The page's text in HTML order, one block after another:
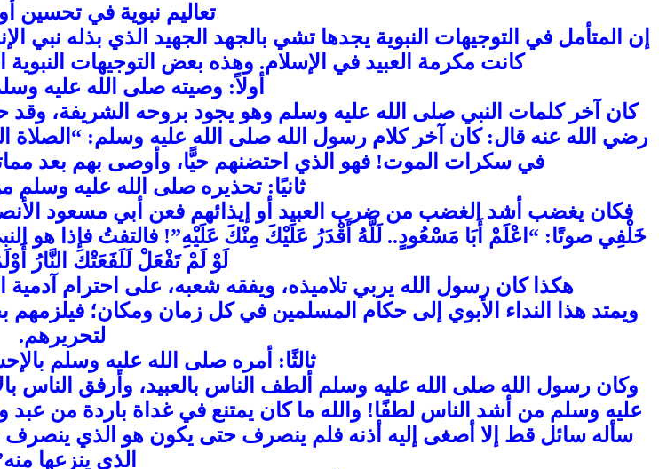
تعاليم نبوية في تحسين
إن المتأمل في التوجيهات النبوية يجدها تشي بالجهد الجهيد الذي بذله
كانت مكرمة العبيد في الإسلام. وهذه بعض التوجيهات
أولاً: وصيته صلى الله عليه
كان آخر كلمات النبي صلى الله عليه وسلم وهو يجود بروحه الشريفة،
في سكرات الموت! فهو الذي احتضنهم حيًّا، وأوصى بهم بعد
ثانيًا: تحذيره صلى الله عليه وسلم من
فكان يغضب أشد الغضب من ضرب العبيد أو إيذائهم فعن أبي مسعود
خَلْفِي صوتًا: “اعْلَمْ أَبَا مَسْعُودٍ.. لَلَّهُ أَقْدَرُ عَلَيْكَ مِنْكَ عَلَيْهِ”! فالتفتُ فإذا هو
لَوْ لَمْ تَفْعَلْ لَلَفَعَتْكَ النَّارُ
هكذا كان رسول الله يربي تلاميذه، ويفقه شعبه، على احترام آدمية
ويمتد هذا النداء الأبوي إلى حكام المسلمين في كل زمان ومكان؛ فيلزمهم
لتحريرهم.
ثالثًا: أمره صلى الله عليه وسلم
وكان رسول الله صلى الله عليه وسلم ألطف الناس بالعبيد، وأرفق الناس
عليه وسلم من أشد الناس لطفًا! والله ما كان يمتنع في غداة باردة من عبد
سأله سائل قط إلا أصغى إليه أذنه فلم ينصرف حتى يكون هو الذي ينصرف
الذي ينزعها